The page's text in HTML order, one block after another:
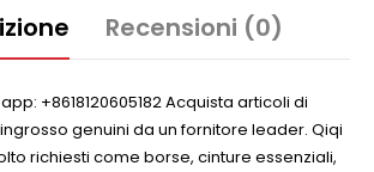
Recensioni (0)
+8618120605182 Acquista articoli di
genuini da un fornitore leader. Qiqi
richiesti come borse, cinture essenziali,